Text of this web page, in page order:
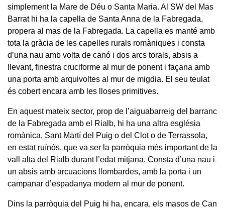
simplement la Mare de Déu o Santa Maria. Al SW del Mas
Barrat hi ha la capella de Santa Anna de la Fabregada,
propera al mas de la Fabregada. La capella es manté amb
tota la gràcia de les capelles rurals romàniques i consta
d’una nau amb volta de canó i dos arcs torals, absis a
llevant, finestra cruciforme al mur de ponent i façana amb
una porta amb arquivoltes al mur de migdia. El seu teulat
és cobert encara amb les lloses primitives.
En aquest mateix sector, prop de l’aiguabarreig del barranc
de la Fabregada amb el Rialb, hi ha una altra església
romànica, Sant Martí del Puig o del Clot o de Terrassola,
en estat ruïnós, que va ser la parròquia més important de la
vall alta del Rialb durant l’edat mitjana. Consta d’una nau i
un absis amb arcuacions llombardes, amb la porta i un
campanar d’espadanya modern al mur de ponent.
Dins la parròquia del Puig hi ha, encara, els masos de Can